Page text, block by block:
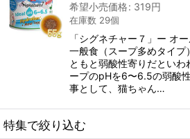
絞り込む
希望小売価格: 319円
在庫数 29個
「シグネチャー７」ー オ
一般食（スープ多めタイプ
ともと弱酸性寄りだといわ
ープのpHを6〜6.5の弱酸
事として、猫ちゃん…
特集で絞り込む